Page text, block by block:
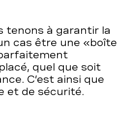
tenons à garantir la
cas être une «boîte
quel que soit
C’est ainsi que
et de sécurité.